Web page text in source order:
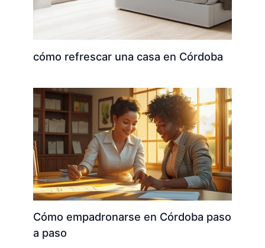
cómo refrescar una casa en Córdoba
Cómo empadronarse en Córdoba paso
a paso